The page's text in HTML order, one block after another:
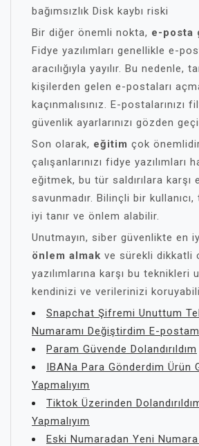
bağımsızlık Disk kaybı riski
Bir diğer önemli nokta, e-posta
Fidye yazılımları genellikle e-
aracılığıyla yayılır. Bu nedenle,
kişilerden gelen e-postaları
kaçınmalısınız. E-postalarınızı
güvenlik ayarlarınızı gözden
Son olarak, eğitim çok
çalışanlarınızı fidye yazılımları
eğitmek, bu tür saldırılara karşı
savunmadır. Bilinçli bir
iyi tanır ve önlem alabilir.
Unutmayın, siber güvenlikte en
önlem almak ve sürekli dikkatli
yazılımlarına karşı bu teknikleri
kendinizi ve verilerinizi
Snapchat Şifremi Unuttum
Numaramı Değiştirdim E-
Param Güvende Dolandırıldım
IBANa Para Gönderdim Ürün
Yapmalıyım
Tiktok Üzerinden
Yapmalıyım
Eski Numaradan Yeni